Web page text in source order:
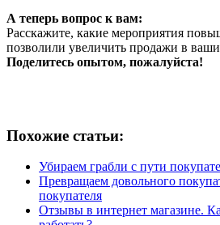
А теперь вопрос к вам:
Расскажите, какие мероприятия
позволили увеличить продажи в
Поделитесь опытом, пожалуйста!
Похожие статьи:
Убираем грабли с пути
Превращаем довольного
покупателя
Отзывы в интернет магазине.